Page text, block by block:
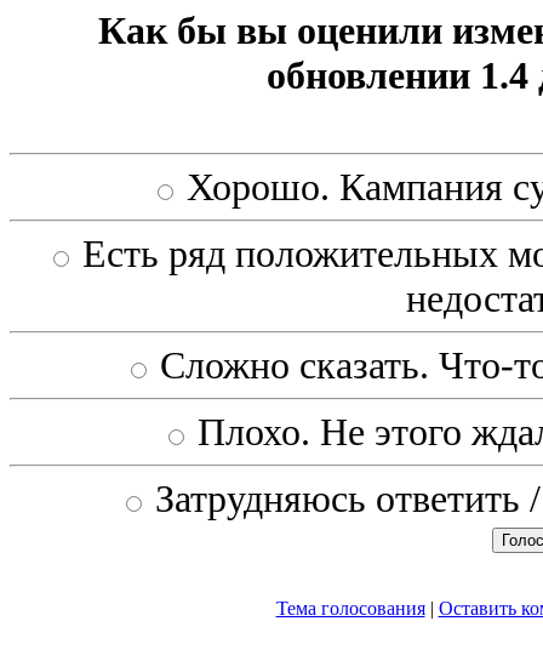
Как бы вы оценили
обновлении
Хорошо. Кампания
Есть ряд положительных
Сложно сказать. Что-
Плохо. Не этого
Затрудняюсь
Тема голосования| Оставить